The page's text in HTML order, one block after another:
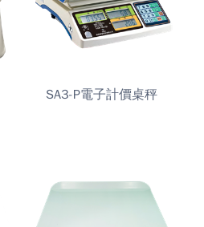
SA3-P電子計價桌秤